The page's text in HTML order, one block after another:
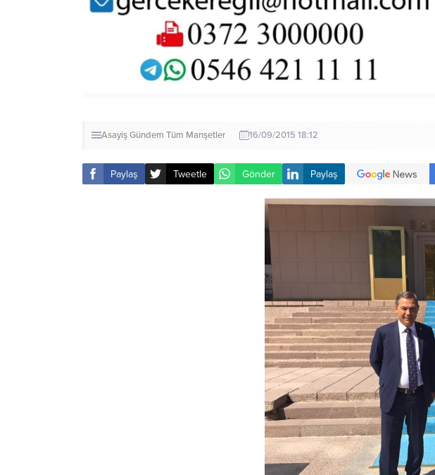
AsayişGündem Tüm Manşetler 16/09/2015 18:12
Paylaş Tweetle Gönder Paylaş